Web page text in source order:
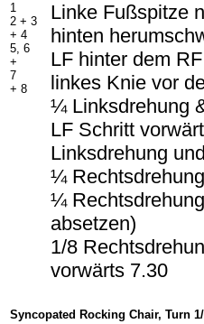
1
2 + 3
+ 4
5, 6
+
7
+ 8
Linke Fußspitze
hinten
LF hinter dem
linkes Knie vor
¼ Linksdrehung
LF Schritt
Linksdrehung
¼
¼
absetzen)
1/8
vorwärts 7.30
Syncopated Rocking Chair, Turn